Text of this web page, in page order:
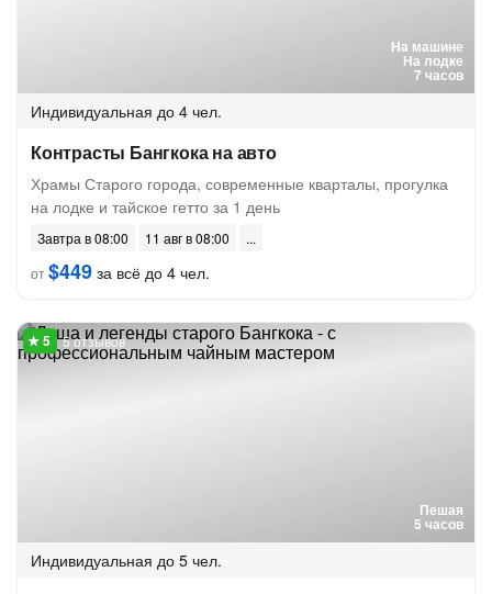
На машине
На лодке
7 часов
Индивидуальная до 4 чел.
Контрасты Бангкока на авто
Храмы Старого города, современные кварталы, прогулка
на лодке и тайское гетто за 1 день
Завтра в 08:00
11 авг в 08:00
от$449 за всё до 4 чел.
Пешая
5 часов
5 отзывов
Индивидуальная до 5 чел.